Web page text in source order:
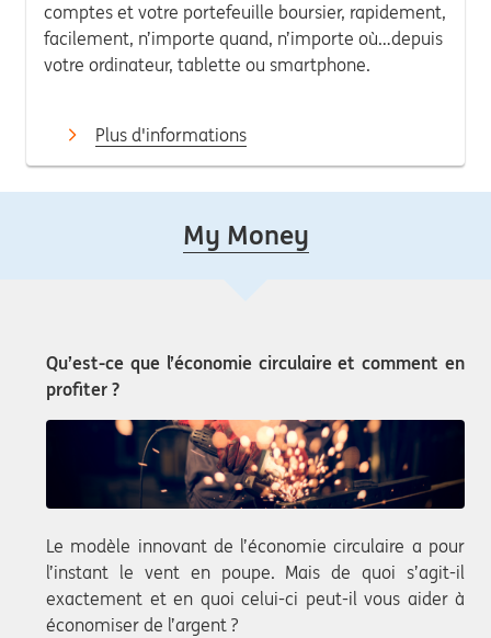
comptes et votre portefeuille boursier, rapidement,
facilement, n’importe quand, n’importe où…depuis
votre ordinateur, tablette ou smartphone.
Plus d'informations
My Money
Qu’est-ce que l’économie circulaire et comment en
profiter ?
Le modèle innovant de l’économie circulaire a pour
l’instant le vent en poupe. Mais de quoi s’agit-il
exactement et en quoi celui-ci peut-il vous aider à
économiser de l’argent ?